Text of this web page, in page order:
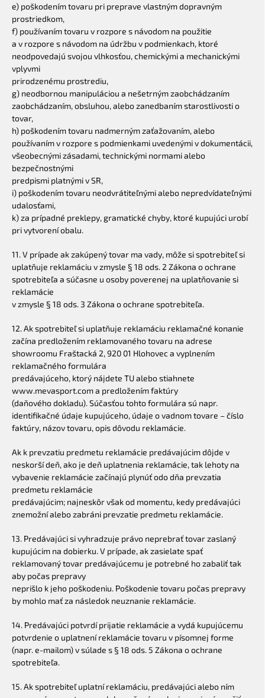
e) poškodením tovaru pri preprave vlastným dopravným
prostriedkom,
f) používaním tovaru v rozpore s návodom na použitie
a v rozpore s návodom na údržbu v podmienkach, ktoré
neodpovedajú svojou vlhkosťou, chemickými a mechanickými
vplyvmi
prirodzenému prostrediu,
g) neodbornou manipuláciou a nešetrným zaobchádzaním
zaobchádzaním, obsluhou, alebo zanedbaním starostlivosti o
tovar,
h) poškodením tovaru nadmerným zaťažovaním, alebo
používaním v rozpore s podmienkami uvedenými v dokumentácii,
všeobecnými zásadami, technickými normami alebo
bezpečnostnými
predpismi platnými v SR,
i) poškodením tovaru neodvrátiteľnými alebo nepredvídateľnými
udalosťami,
k) za prípadné preklepy, gramatické chyby, ktoré kupujúci urobí
pri vytvorení obalu.
11. V prípade ak zakúpený tovar ma vady, môže si spotrebiteľ si
uplatňuje reklamáciu v zmysle § 18 ods. 2 Zákona o ochrane
spotrebiteľa a súčasne u osoby poverenej na uplatňovanie si
reklamácie
v zmysle § 18 ods. 3 Zákona o ochrane spotrebiteľa.
12. Ak spotrebiteľ si uplatňuje reklamáciu reklamačné konanie
začína predložením reklamovaného tovaru na adrese
showroomu Fraštacká 2, 920 01 Hlohovec a vyplnením
reklamačného formulára
predávajúceho, ktorý nájdete TU alebo stiahnete
www.mevasport.com a predložením faktúry
(daňového dokladu). Súčasťou tohto formulára sú napr.
identifikačné údaje kupujúceho, údaje o vadnom tovare – číslo
faktúry, názov tovaru, opis dôvodu reklamácie.
Ak k prevzatiu predmetu reklamácie predávajúcim dôjde v
neskorší deň, ako je deň uplatnenia reklamácie, tak lehoty na
vybavenie reklamácie začínajú plynúť odo dňa prevzatia
predmetu reklamácie
predávajúcim; najneskôr však od momentu, kedy predávajúci
znemožní alebo zabráni prevzatie predmetu reklamácie.
13. Predávajúci si vyhradzuje právo neprebrať tovar zaslaný
kupujúcim na dobierku. V prípade, ak zasielate spať
reklamovaný tovar predávajúcemu je potrebné ho zabaliť tak
aby počas prepravy
neprišlo k jeho poškodeniu. Poškodenie tovaru počas prepravy
by mohlo mať za následok neuznanie reklamácie.
14. Predávajúci potvrdí prijatie reklamácie a vydá kupujúcemu
potvrdenie o uplatnení reklamácie tovaru v písomnej forme
(napr. e-mailom) v súlade s § 18 ods. 5 Zákona o ochrane
spotrebiteľa.
15. Ak spotrebiteľ uplatní reklamáciu, predávajúci alebo ním